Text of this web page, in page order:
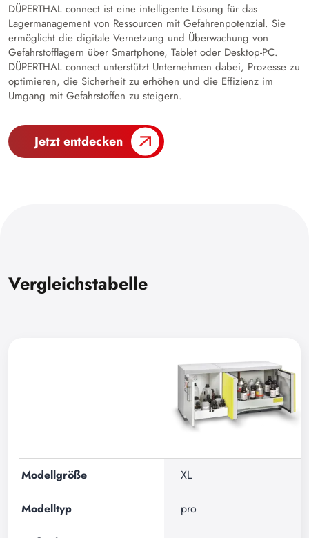
DÜPERTHAL connect ist eine intelligente Lösung für das
Lagermanagement von Ressourcen mit Gefahrenpotenzial. Sie
ermöglicht die digitale Vernetzung und Überwachung von
Gefahrstofflagern über Smartphone, Tablet oder Desktop-PC.
DÜPERTHAL connect unterstützt Unternehmen dabei, Prozesse zu
optimieren, die Sicherheit zu erhöhen und die Effizienz im
Umgang mit Gefahrstoffen zu steigern.
Jetzt entdecken
Vergleichstabelle
Modellgröße XL
Modelltyp pro